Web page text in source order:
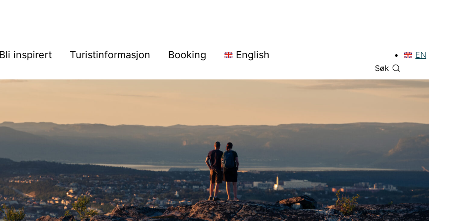
Bli inspirert Turistinformasjon Booking English
Søk
EN